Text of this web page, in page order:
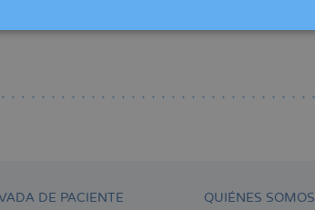
DE PACIENTE QUIÉNES SOMOS